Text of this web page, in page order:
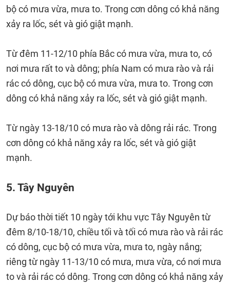
bộ có mưa vừa, mưa to. Trong cơn dông có khả năng
xảy ra lốc, sét và gió giật mạnh.
Từ đêm 11-12/10 phía Bắc có mưa vừa, mưa to, có
nơi mưa rất to và dông; phía Nam có mưa rào và rải
rác có dông, cục bộ có mưa vừa, mưa to. Trong cơn
dông có khả năng xảy ra lốc, sét và gió giật mạnh.
Từ ngày 13-18/10 có mưa rào và dông rải rác. Trong
cơn dông có khả năng xảy ra lốc, sét và gió giật
mạnh.
5. Tây Nguyên
Dự báo thời tiết 10 ngày tới khu vực Tây Nguyên từ
đêm 8/10-18/10, chiều tối và tối có mưa rào và rải rác
có dông, cục bộ có mưa vừa, mưa to, ngày nắng;
riêng từ ngày 11-13/10 có mưa, mưa vừa, có nơi mưa
to và rải rác có dông. Trong cơn dông có khả năng xảy